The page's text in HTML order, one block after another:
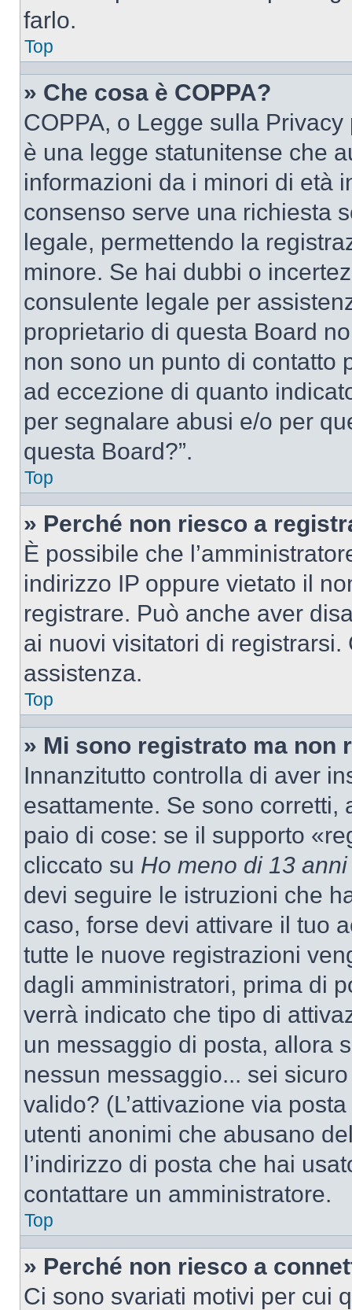
farlo.
Top
» Che cosa è COPPA?
COPPA, o Legge sulla
è una legge statunitense che
informazioni da i minori di età
consenso serve una richiesta
legale, permettendo la
minore. Se hai dubbi o
consulente legale per
proprietario di questa Board
non sono un punto di contatto
ad eccezione di quanto
per segnalare abusi e/o per
questa Board?”.
Top
» Perché non riesco a
È possibile che
indirizzo IP oppure vietato il
registrare. Può anche aver
ai nuovi visitatori di
assistenza.
Top
» Mi sono registrato ma non
Innanzitutto controlla di aver
esattamente. Se sono
paio di cose: se il supporto
cliccato su Ho meno di 13 anni
devi seguire le istruzioni che
caso, forse devi attivare il tuo
tutte le nuove registrazioni
dagli amministratori, prima di
verrà indicato che tipo di
un messaggio di posta, allora
nessun messaggio... sei
valido? (L’attivazione via
utenti anonimi che abusano
l’indirizzo di posta che hai
contattare un amministratore.
Top
» Perché non riesco a
Ci sono svariati motivi per cui